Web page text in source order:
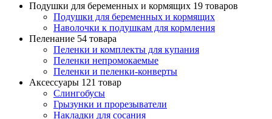
Подушки для беременных и кормящих 19 товаров
Подушки для беременных и кормящих
Наволочки к подушкам для кормления
Пеленание 54 товара
Пеленки и комплекты для купания
Пеленки непромокаемые
Пеленки и пеленки-конверты
Аксессуары 121 товар
Слингобусы
Грызунки и прорезыватели
Накладки для сосания